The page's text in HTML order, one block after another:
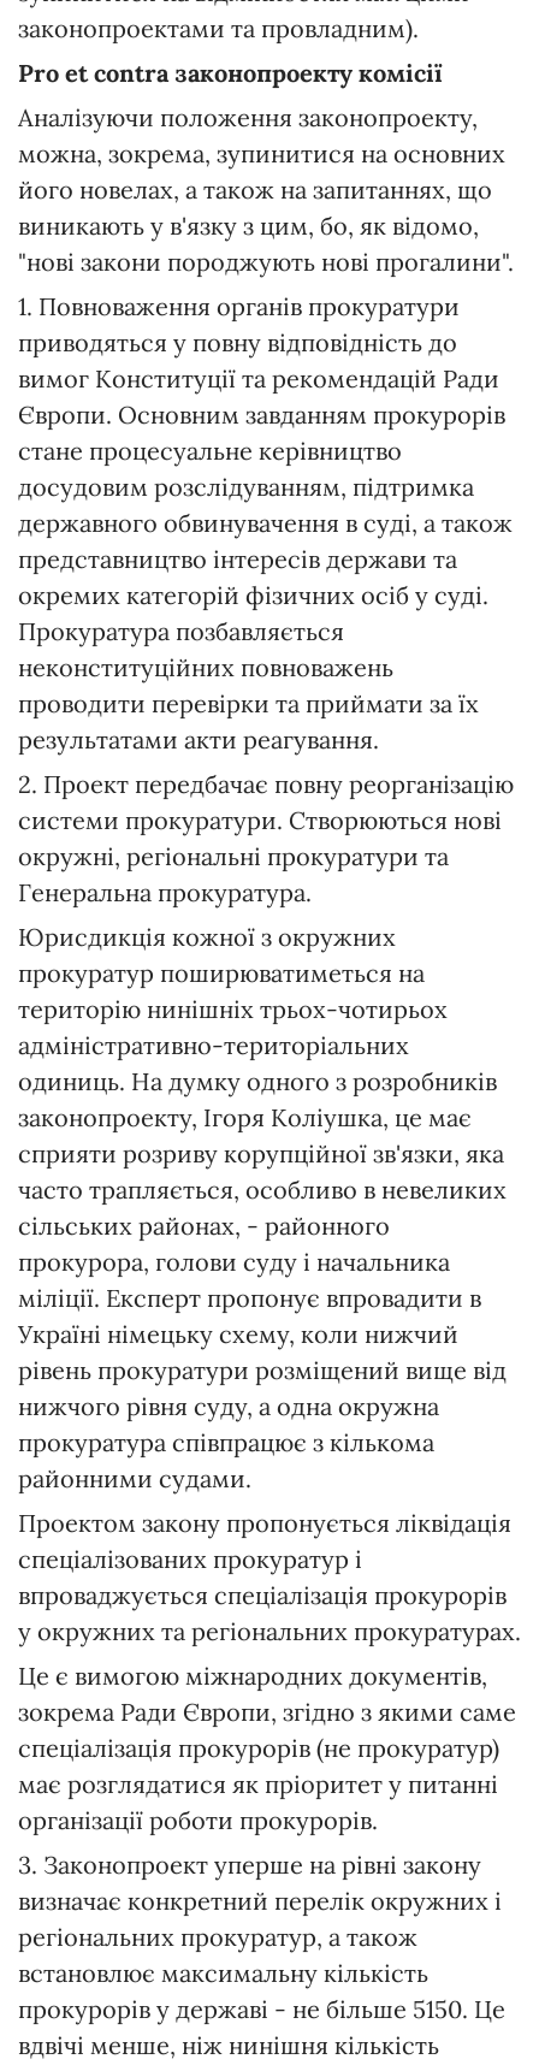
законопроектами та провладним).
Pro et contra законопроекту комісії
Аналізуючи положення законопроекту,
можна, зокрема, зупинитися на основних
його новелах, а також на запитаннях, що
виникають у в'язку з цим, бо, як відомо,
"нові закони породжують нові прогалини".
1. Повноваження органів прокуратури
приводяться у повну відповідність до
вимог Конституції та рекомендацій Ради
Європи. Основним завданням прокурорів
стане процесуальне керівництво
досудовим розслідуванням, підтримка
державного обвинувачення в суді, а також
представництво інтересів держави та
окремих категорій фізичних осіб у суді.
Прокуратура позбавляється
неконституційних повноважень
проводити перевірки та приймати за їх
результатами акти реагування.
2. Проект передбачає повну реорганізацію
системи прокуратури. Створюються нові
окружні, регіональні прокуратури та
Генеральна прокуратура.
Юрисдикція кожної з окружних
прокуратур поширюватиметься на
територію нинішніх трьох-чотирьох
адміністративно-територіальних
одиниць. На думку одного з розробників
законопроекту, Ігоря Коліушка, це має
сприяти розриву корупційної зв'язки, яка
часто трапляється, особливо в невеликих
сільських районах, - районного
прокурора, голови суду і начальника
міліції. Експерт пропонує впровадити в
Україні німецьку схему, коли нижчий
рівень прокуратури розміщений вище від
нижчого рівня суду, а одна окружна
прокуратура співпрацює з кількома
районними судами.
Проектом закону пропонується ліквідація
спеціалізованих прокуратур і
впроваджується спеціалізація прокурорів
у окружних та регіональних прокуратурах.
Це є вимогою міжнародних документів,
зокрема Ради Європи, згідно з якими саме
спеціалізація прокурорів (не прокуратур)
має розглядатися як пріоритет у питанні
організації роботи прокурорів.
3. Законопроект уперше на рівні закону
визначає конкретний перелік окружних і
регіональних прокуратур, а також
встановлює максимальну кількість
прокурорів у державі - не більше 5150. Це
вдвічі менше, ніж нинішня кількість